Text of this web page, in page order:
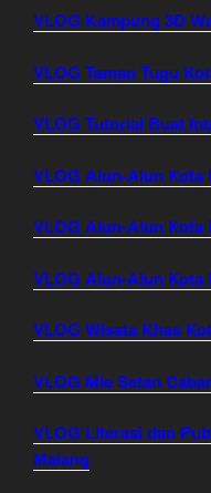
VLOG Kampung 3D
VLOG Taman Tugu
VLOG Tutorial Buat
VLOG Alun-Alun Kota
VLOG Alun-Alun Kota
VLOG Alun-Alun Kota
VLOG Wisata Khas
VLOG Mie Setan
VLOG Literasi dan
Malang